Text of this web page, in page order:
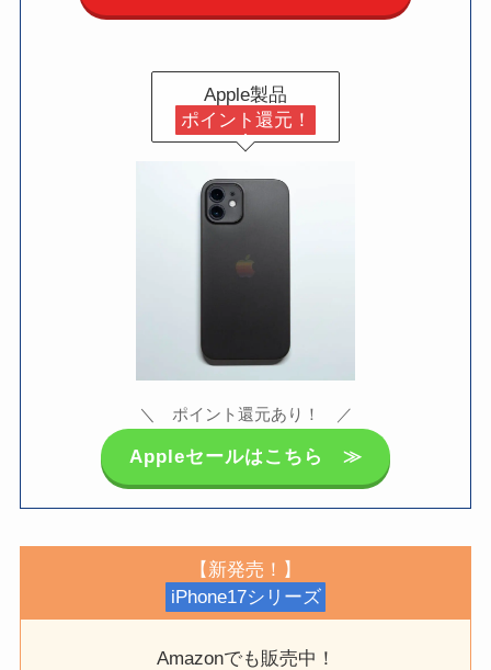
Apple製品
ポイント還元！
＼ ポイント還元あり！ ／
Appleセールはこちら ≫
【新発売！】
iPhone17シリーズ
Amazonでも販売中！